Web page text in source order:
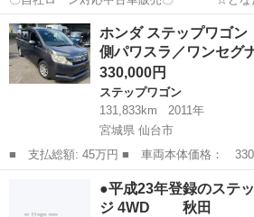
☆ １、勤続年数の短い方や自営業
される主婦の方や派遣社員の方 ３、自己破産
組めない方 ４、他...
秋田 秋田市 ステップワゴン 車両
ホンダ ステップワゴ
側パワスラ／ワンセグ
330,000円
ステップワゴン
131,833km
2011年
宮城県 仙台市
■ 支払総額: 45万円 ■ 車両本体価格： 330,000 円 ■ メーカー
名： ホンダ ■ 車種名： ステップワゴ
Ｌパッケージ 両側パワスラ／ワンセグナビ
／トランポ／貨物...
ステップワゴン
●平成23年登録のステ
ジ 4WD 秋田